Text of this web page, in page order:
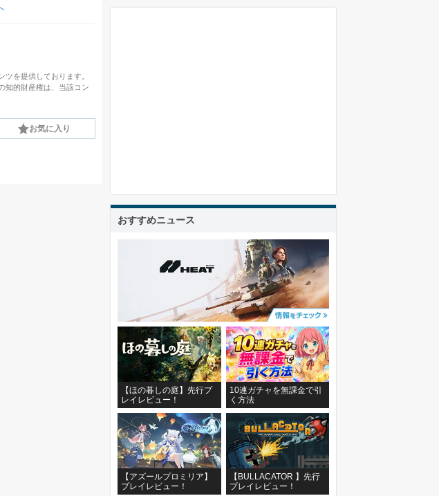
を提供しております。
知的財産権は、当該コン
お気に入り
おすすめニュース
【ほの暮しの庭】先行プ
レイレビュー！
10連ガチャを無課金で引
く方法
【アズールプロミリア】
プレイレビュー！
【BULLACATOR 】先行
プレイレビュー！